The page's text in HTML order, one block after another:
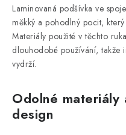
Laminovaná podšívka ve
měkký a pohodlný pocit,
Materiály použité v těchto
dlouhodobé používání, takže
vydrží.
Odolné
design